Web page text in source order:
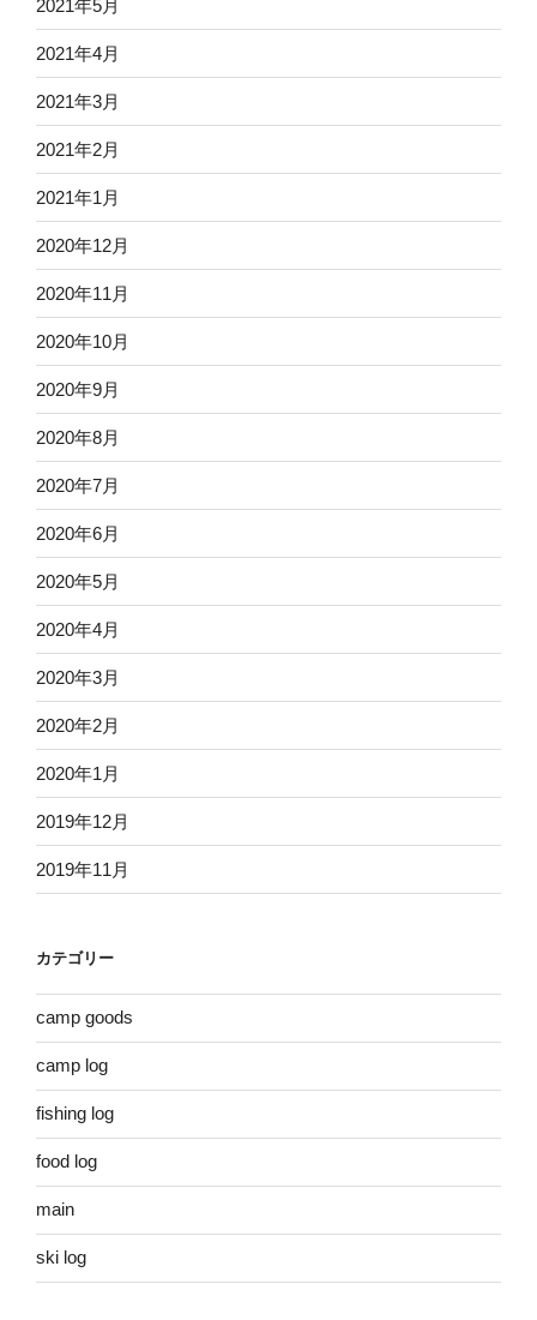
2021年5月
2021年4月
2021年3月
2021年2月
2021年1月
2020年12月
2020年11月
2020年10月
2020年9月
2020年8月
2020年7月
2020年6月
2020年5月
2020年4月
2020年3月
2020年2月
2020年1月
2019年12月
2019年11月
カテゴリー
camp goods
camp log
fishing log
food log
main
ski log